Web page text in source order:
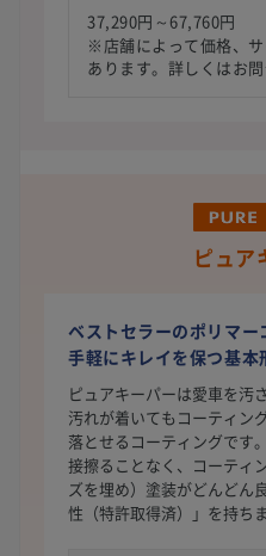
37,290円～67,760円
※店舗によって価格、
あります。詳しくはお問
ピュア
ベストセラーのポリマー
手軽にキレイを保つ基本
ピュアキーパーは愛車を汚
汚れが着いてもコーティン
落とせるコーティングです
接擦ることなく、コーティ
ズを埋め）塗装がどんどん
性（特許取得済）」を持ちま